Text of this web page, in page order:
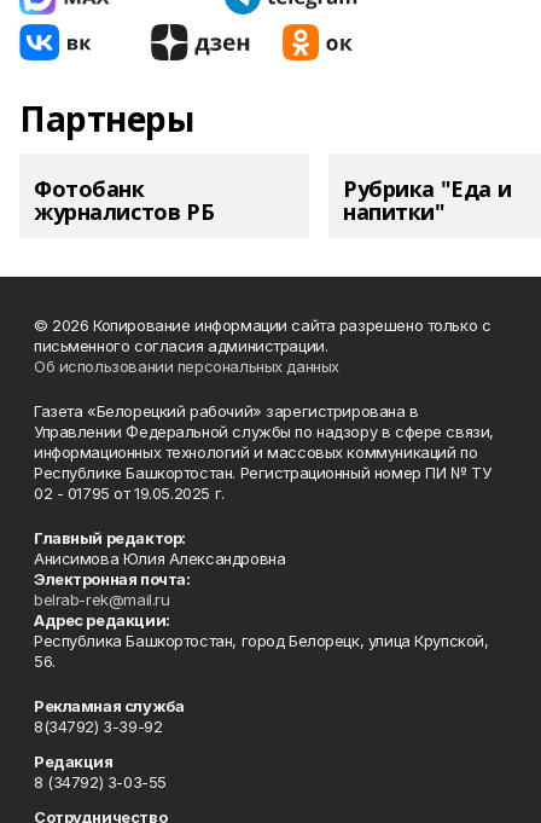
Партнеры
Фотобанк
журналистов РБ
Рубрика "Еда и
напитки"
© 2026 Копирование информации сайта разрешено только с
письменного согласия администрации.
Об использовании персональных данных
Газета «Белорецкий рабочий» зарегистрирована в
Управлении Федеральной службы по надзору в сфере связи,
информационных технологий и массовых коммуникаций по
Республике Башкортостан. Регистрационный номер ПИ № ТУ
02 - 01795 от 19.05.2025 г.
Главный редактор:
Анисимова Юлия Александровна
Электронная почта:
belrab-rek@mail.ru
Адрес редакции:
Республика Башкортостан, город Белорецк, улица Крупской,
56.
Рекламная служба
8(34792) 3-39-92
Редакция
8 (34792) 3-03-55
Сотрудничество